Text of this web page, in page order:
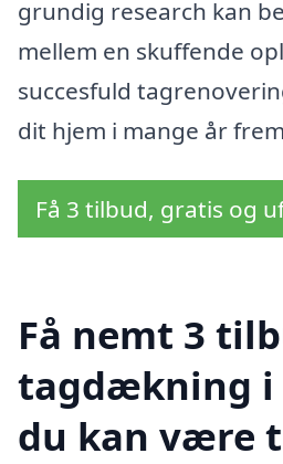
grundig research kan
mellem en skuffende
succesfuld
dit hjem i mange år
Få 3 tilbud, gratis og
Få nemt 3
tagdækning i
du kan være